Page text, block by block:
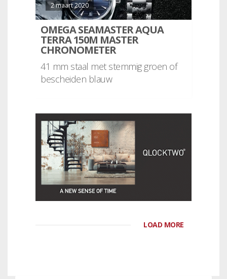
2 maart 2020
OMEGA SEAMASTER AQUA
TERRA 150M MASTER
CHRONOMETER
41 mm staal met stemmig groen of
bescheiden blauw
LOAD MORE